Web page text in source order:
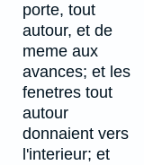
porte, tout
autour, et de
meme aux
avances; et les
fenetres tout
autour
donnaient vers
l'interieur; et